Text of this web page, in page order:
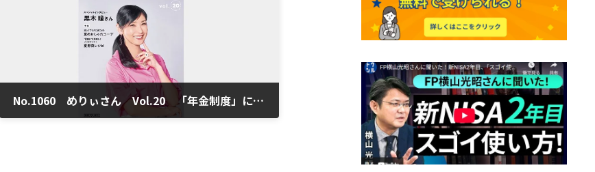
No.1060 めりぃさん Vol.20 「年金制度」について学ぶ